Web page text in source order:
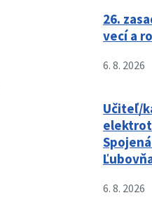
26.
vecí a
6. 8. 2026
Učiteľ/
6. 8. 2026